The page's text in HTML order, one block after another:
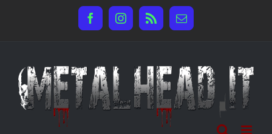
FacebookInstagram
Rss Email